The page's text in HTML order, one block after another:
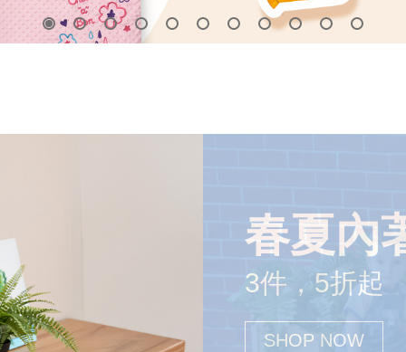
春夏內
3件，5折起
SHOP NOW